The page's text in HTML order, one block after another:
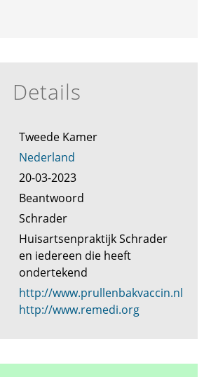
Details
Tweede Kamer
Nederland
20-03-2023
Beantwoord
Schrader
Huisartsenpraktijk Schrader
en iedereen die heeft
ondertekend
http://www.prullenbakvaccin.nl
http://www.remedi.org